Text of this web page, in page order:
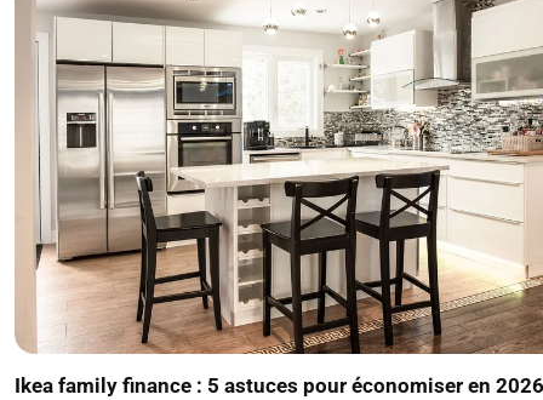
Ikea family finance : 5 astuces pour économiser en 2026